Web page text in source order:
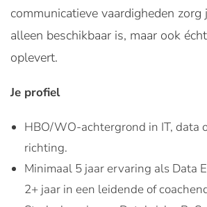
communicatieve vaardigheden
alleen beschikbaar is, maar ook
oplevert.
Je profiel
HBO/WO-achtergrond in IT, data
richting.
Minimaal 5 jaar ervaring als Data
2+ jaar in een leidende of